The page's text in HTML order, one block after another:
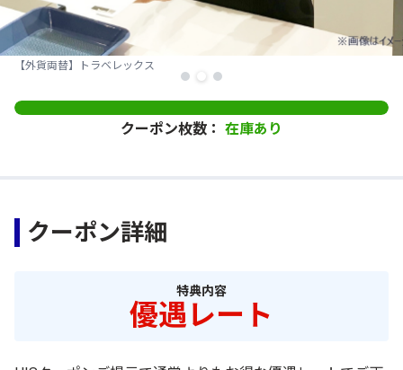
【外貨両替】トラベレックス
クーポン枚数： 在庫あり
クーポン詳細
特典内容
優遇レート